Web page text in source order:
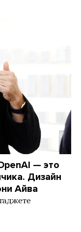
— это
Дизайн
Айва